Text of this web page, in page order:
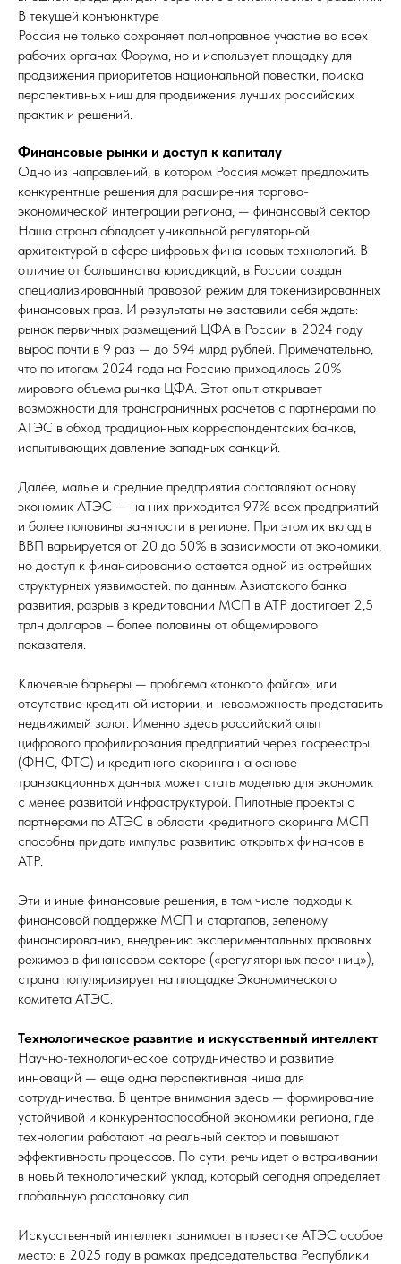
В текущей конъюнктуре
Россия не только сохраняет полноправное участие во всех
рабочих органах Форума, но и использует площадку для
продвижения приоритетов национальной повестки, поиска
перспективных ниш для продвижения лучших российских
практик и решений.
Финансовые рынки и доступ к капиталу
Одно из направлений, в котором Россия может предложить
конкурентные решения для расширения торгово-
экономической интеграции региона, — финансовый сектор.
Наша страна обладает уникальной регуляторной
архитектурой в сфере цифровых финансовых технологий. В
отличие от большинства юрисдикций, в России создан
специализированный правовой режим для токенизированных
финансовых прав. И результаты не заставили себя ждать:
рынок первичных размещений ЦФА в России в 2024 году
вырос почти в 9 раз — до 594 млрд рублей. Примечательно,
что по итогам 2024 года на Россию приходилось 20%
мирового объема рынка ЦФА. Этот опыт открывает
возможности для трансграничных расчетов с партнерами по
АТЭС в обход традиционных корреспондентских банков,
испытывающих давление западных санкций.
Далее, малые и средние предприятия составляют основу
экономик АТЭС — на них приходится 97% всех предприятий
и более половины занятости в регионе. При этом их вклад в
ВВП варьируется от 20 до 50% в зависимости от экономики,
но доступ к финансированию остается одной из острейших
структурных уязвимостей: по данным Азиатского банка
развития, разрыв в кредитовании МСП в АТР достигает 2,5
трлн долларов – более половины от общемирового
показателя.
Ключевые барьеры — проблема «тонкого файла», или
отсутствие кредитной истории, и невозможность представить
недвижимый залог. Именно здесь российский опыт
цифрового профилирования предприятий через госреестры
(ФНС, ФТС) и кредитного скоринга на основе
транзакционных данных может стать моделью для экономик
с менее развитой инфраструктурой. Пилотные проекты с
партнерами по АТЭС в области кредитного скоринга МСП
способны придать импульс развитию открытых финансов в
АТР.
Эти и иные финансовые решения, в том числе подходы к
финансовой поддержке МСП и стартапов, зеленому
финансированию, внедрению экспериментальных правовых
режимов в финансовом секторе («регуляторных песочниц»),
страна популяризирует на площадке Экономического
комитета АТЭС.
Технологическое развитие и искусственный интеллект
Научно-технологическое сотрудничество и развитие
инноваций — еще одна перспективная ниша для
сотрудничества. В центре внимания здесь — формирование
устойчивой и конкурентоспособной экономики региона, где
технологии работают на реальный сектор и повышают
эффективность процессов. По сути, речь идет о встраивании
в новый технологический уклад, который сегодня определяет
глобальную расстановку сил.
Искусственный интеллект занимает в повестке АТЭС особое
место: в 2025 году в рамках председательства Республики